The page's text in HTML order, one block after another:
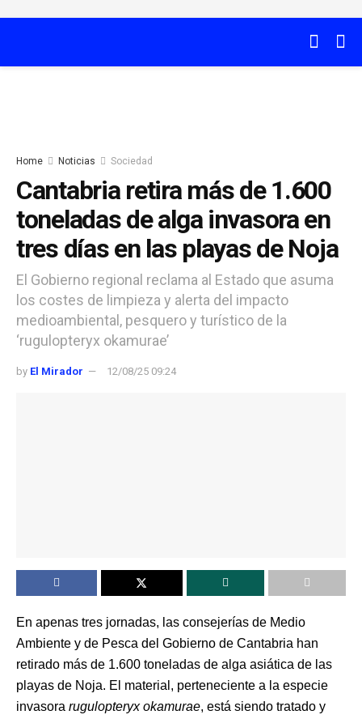
Home Noticias Sociedad
Cantabria retira más de 1.600
toneladas de alga invasora en
tres días en las playas de Noja
El Gobierno regional reclama al Estado que asuma
los costes de limpieza y alerta del impacto
medioambiental, pesquero y turístico de la
‘rugulopteryx okamurae’
by El Mirador 12/08/25 09:24
En apenas tres jornadas, las consejerías de Medio
Ambiente y de Pesca del Gobierno de Cantabria han
retirado más de 1.600 toneladas de alga asiática de las
playas de Noja. El material, perteneciente a la especie
invasora rugulopteryx okamurae, está siendo tratado y